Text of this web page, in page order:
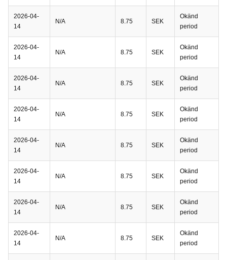
2026-04-
14
N/A 8.75 SEK
Okänd
period
2026-04-
14
N/A 8.75 SEK
Okänd
period
2026-04-
14
N/A 8.75 SEK
Okänd
period
2026-04-
14
N/A 8.75 SEK
Okänd
period
2026-04-
14
N/A 8.75 SEK
Okänd
period
2026-04-
14
N/A 8.75 SEK
Okänd
period
2026-04-
14
N/A 8.75 SEK
Okänd
period
2026-04-
14
N/A 8.75 SEK
Okänd
period